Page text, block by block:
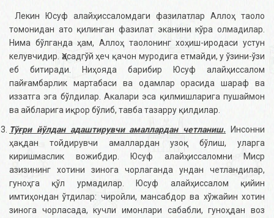
Лекин Юсуф алайҳиссаломдаги фазилатлар Аллоҳ таоло
томонидан ато қилинган фазилат эканини кўра олмадилар.
Нима бўлганда ҳам, Аллоҳ таолонинг хоҳиш-иродаси устун
келувчидир. Ҳасадгўй ҳеч қачон муродига етмайди, у ўзини-ўзи
еб битиради. Ниҳояда барибир Юсуф алайҳиссалом
пайғамбарлик мартабаси ва одамлар орасида шараф ва
иззатга эга бўлдилар. Акалари эса қилмишларига пушаймон
ва айбларига иқрор бўлиб, тавба тазарру қилдилар.
Тўғри йўлдан адаштирувчи амаллардан четланиш. Инсонни
ҳақдан тойдирувчи амаллардан узоқ бўлиш, уларга
киришмаслик вожибдир. Юсуф алайҳиссаломни Миср
азизининг хотини зинога чорлаганда ундан четландилар,
гуноҳга қўл урмадилар. Юсуф алайҳиссалом қийин
имтиҳондан ўтдилар: чиройли, мансабдор ва хўжайин хотин
зинога чорласада, кучли имонлари сабабли, гуноҳдан воз